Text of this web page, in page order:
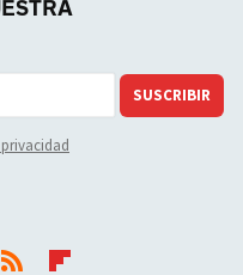
SUSCRIBIR